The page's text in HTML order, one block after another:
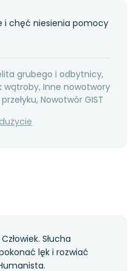
i chęć niesienia pomocy
grubego i odbytnicy,
wątroby, Inne nowotwory
Nowotwór GIST
Słucha
lęk i rozwiać